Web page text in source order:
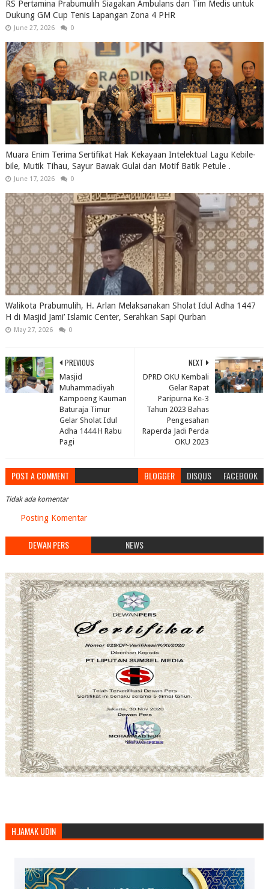
RS Pertamina Prabumulih Siagakan Ambulans dan Tim Medis untuk
Dukung GM Cup Tenis Lapangan Zona 4 PHR
June 27, 2026 0
Muara Enim Terima Sertifikat Hak Kekayaan Intelektual Lagu Kebile-
bile, Mutik Tihau, Sayur Bawak Gulai dan Motif Batik Petule .
June 17, 2026 0
Walikota Prabumulih, H. Arlan Melaksanakan Sholat Idul Adha 1447
H di Masjid Jami’ Islamic Center, Serahkan Sapi Qurban
May 27, 2026 0
NEXT
DPRD OKU Kembali
Gelar Rapat
Paripurna Ke-3
Tahun 2023 Bahas
Pengesahan
Raperda Jadi Perda
OKU 2023
PREVIOUS
Masjid
Muhammadiyah
Kampoeng Kauman
Baturaja Timur
Gelar Sholat Idul
Adha 1444 H Rabu
Pagi
POST A COMMENT BLOGGER DISQUS FACEBOOK
Tidak ada komentar
Posting Komentar
DEWAN PERS NEWS
H.JAMAK UDIN